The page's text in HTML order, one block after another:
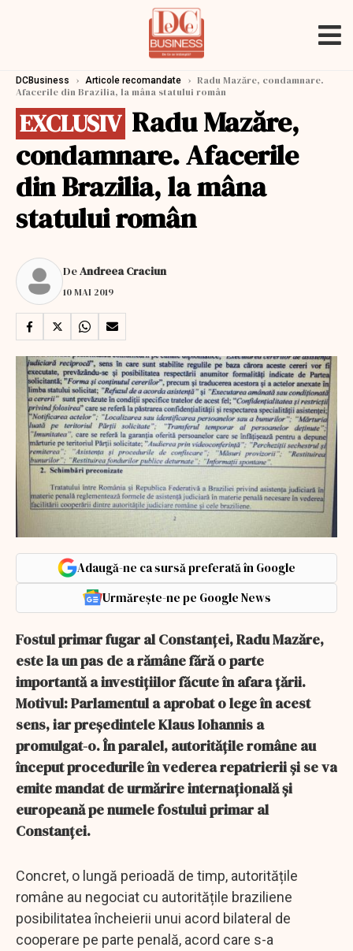
DCBusiness › Articole recomandate › Radu Mazăre, condamnare.
Afacerile din Brazilia, la mâna statului român
EXCLUSIV Radu Mazăre,
condamnare. Afacerile
din Brazilia, la mâna
statului român
DeAndreea Craciun
10 MAI 2019
Adaugă-ne ca sursă preferată în Google
Urmărește-ne pe Google News
Fostul primar fugar al Constanței, Radu Mazăre,
este la un pas de a rămâne fără o parte
importantă a investiţiilor făcute în afara ţării.
Motivul: Parlamentul a aprobat o lege în acest
sens, iar președintele Klaus Iohannis a
promulgat-o. În paralel, autoritățile române au
început procedurile în vederea repatrierii și se va
emite mandat de urmărire internațională și
europeană pe numele fostului primar al
Constanței.
Concret, o lungă perioadă de timp, autoritățile
române au negociat cu autoritățile braziliene
posibilitatea încheierii unui acord bilateral de
cooperare pe parte penală, acord care s-a